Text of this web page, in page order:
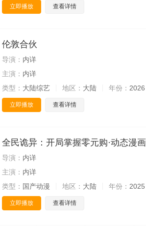
立即播放 查看详情
伦敦合伙
导演： 内详
主演： 内详
类型： 大陆综艺 地区： 大陆 年份： 2026
立即播放 查看详情
全民诡异：开局掌握零元购·动态漫画
导演： 内详
主演： 内详
类型： 国产动漫 地区： 大陆 年份： 2025
立即播放 查看详情